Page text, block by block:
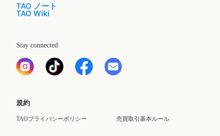
TAO ノート
TAO Wiki
Stay connected
規約
TAOプライバシーポリシー 売買取引基本ルール